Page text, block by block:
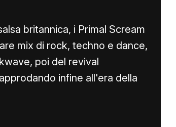
britannica, i Primal Scream
mix di rock, techno e dance,
poi del revival
infine all'era della